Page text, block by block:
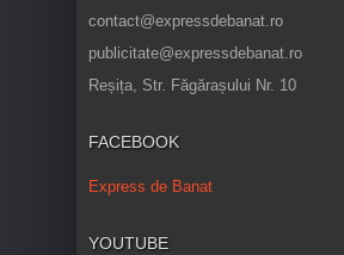
contact@expressdebanat.ro
publicitate@expressdebanat.ro
Reșița, Str. Făgărașului Nr. 10
FACEBOOK
Express de Banat
YOUTUBE